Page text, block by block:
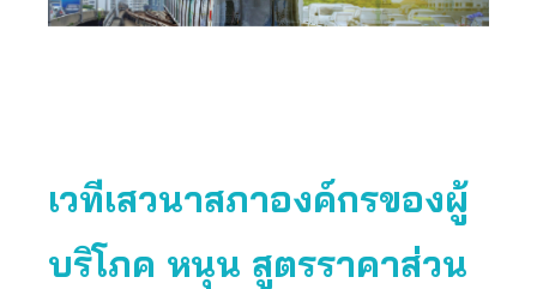
เวทีเสวนาสภาองค์กรของผู้
บริโภค หนุน สูตรราคาส่วน